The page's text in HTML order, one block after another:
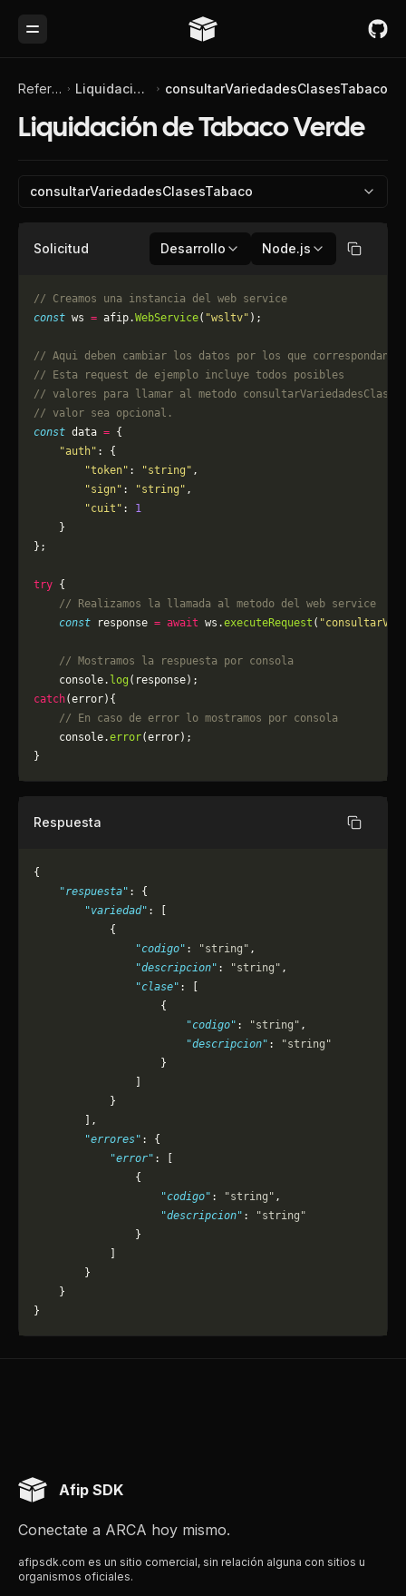
Toggle Menu
Referencia de API Liquidación de Tabaco Verde consultarVariedadesClasesTabaco
Liquidación de Tabaco Verde
consultarVariedadesClasesTabaco
Solicitud Desarrollo Node.js Copiar
// Creamos una instancia del web service
const ws = afip.WebService( "wsltv" );
// Aqui deben cambiar los datos por los que correspondan.
// Esta request de ejemplo incluye todos posibles
// valores para llamar al metodo
// valor sea opcional.
const data = {
    "auth"
: {
        "token"
: "string" ,
        "sign"
: "string" ,
        "cuit"
: 1
    }
};
try {
    // Realizamos la llamada al metodo del web service
    const
response = await ws.executeRequest (
    // Mostramos la respuesta por consola
    console.
log (response);
catch(error){
    // En caso de error lo mostramos por consola
	console.
error(error);
}
Respuesta Copiar
{
    "respuesta"
: {
        "variedad"
: [
            {
                "codigo"
: "string" ,
                "descripcion"
: "string" ,
                "clase"
: [
                    {
                        "codigo"
: "string" ,
                        "descripcion"
:
"string"
                    }
            }
        ],
        "errores"
: {
            "error"
: [
                {
                    "codigo"
: "string" ,
                    "descripcion"
:
"string"
                }
        }
    }
}
Afip SDK
Conectate a ARCA hoy mismo.
afipsdk.com es un sitio comercial, sin relación alguna con sitios u
organismos oficiales.